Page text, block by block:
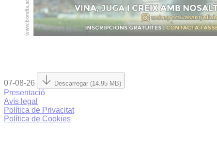
07-08-26 Descarregar (14.95 MB)
Presentació
Avís legal
Política de Privacitat
Política de Cookies